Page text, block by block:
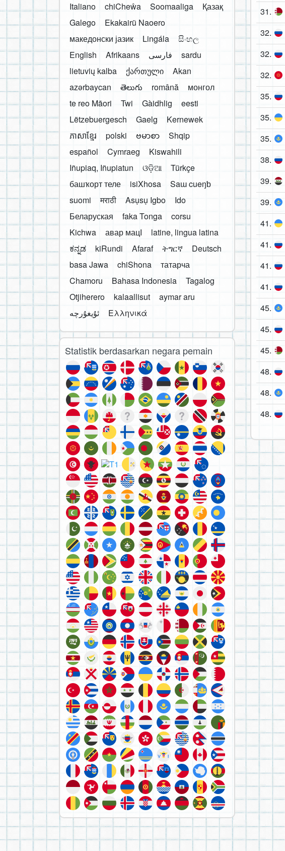
31.
32.
32.
32.
35.
35.
35.
38.
39.
39.
41.
41.
41.
41.
45.
45.
45.
48.
48.
48.
Italiano
chiCheŵa Soomaaliga
Қазақ
Galego
Ekakairũ Naoero
македонски јазик
Lingála
සිංහල
English
Afrikaans فارسی
sardu
lietuvių kalba
ქართული
Akan
azərbaycan
తెలుగు română
монгол
te reo Māori
Twi Gàidhlig
eesti
Lëtzebuergesch
Gaelg
Kernewek
ភាសាខ្មែរ
polski ဗမာစာ
Shqip
español
Cymraeg
Kiswahili
Iñupiaq, Iñupiatun
ଓଡ଼ିଆ
Türkçe
башҡорт теле
isiXhosa
Saɯ cueŋƅ
suomi
मराठी Asụsụ Igbo
Ido
Беларуская
faka Tonga
corsu
Kichwa
авар мацӀ
latine, lingua latina
ಕನ್ನಡ
kiRundi Afaraf ትግርኛ
Deutsch
basa Jawa
chiShona
татарча
Chamoru
Bahasa Indonesia
Tagalog
Otjiherero
kalaallisut
aymar aru
Ελληνικά
Statistik berdasarkan negara pemain